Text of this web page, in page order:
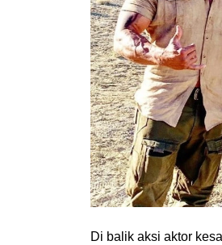
Di balik aksi aktor